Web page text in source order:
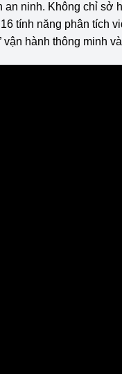
an ninh. Không chỉ
tính năng phân tích
vận hành thông minh